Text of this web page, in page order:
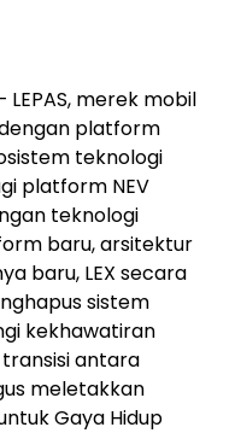
merek mobil
platform
teknologi
platform NEV
teknologi
baru, arsitektur
baru, LEX secara
sistem
kekhawatiran
antara
meletakkan
Gaya Hidup